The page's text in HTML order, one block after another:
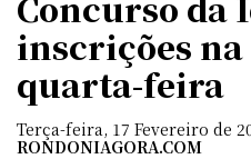
inscrições
quarta-feira
Terça-feira, 17 Fevereiro de
RONDONIAGORA.COM